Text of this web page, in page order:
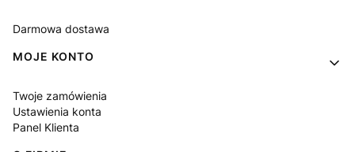
Darmowa dostawa
MOJE KONTO
Twoje zamówienia
Ustawienia konta
Panel Klienta